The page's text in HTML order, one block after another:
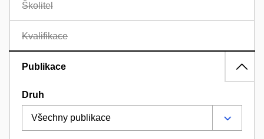
Školitel
Kvalifikace
Publikace
Druh